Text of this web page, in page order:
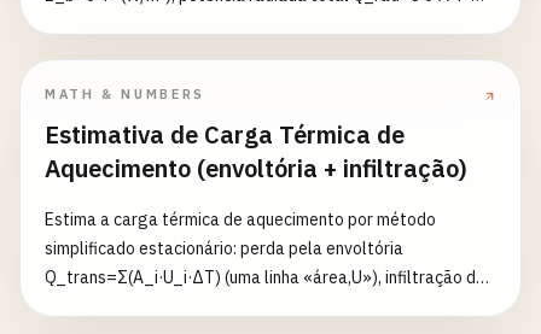
são antes convertidos para K (é temperatura absoluta, não
diferença); A é a área radiante. Área em m²/cm².
MATH & NUMBERS
Estimativa de Carga Térmica de
Aquecimento (envoltória + infiltração)
Estima a carga térmica de aquecimento por método
simplificado estacionário: perda pela envoltória
Q_trans=Σ(A_i·U_i·ΔT) (uma linha «área,U»), infiltração de